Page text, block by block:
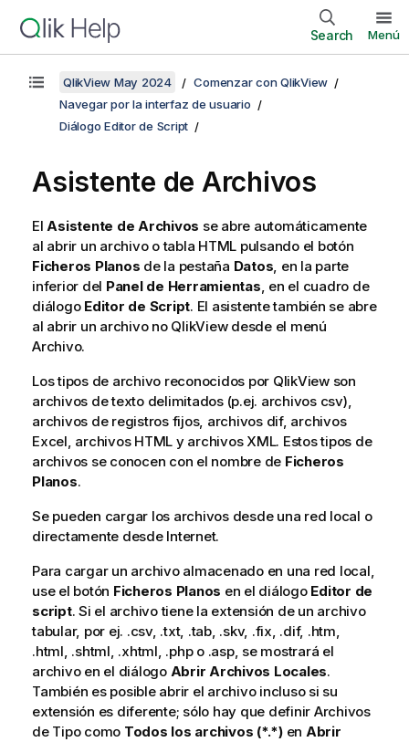
Search Menú
QlikView May 2024
Comenzar con QlikView
Navegar por la interfaz de usuario
Diálogo Editor de Script
Asistente de Archivos
ElAsistente de Archivos se abre automáticamente
al abrir un archivo o tabla HTML pulsando el botón
Ficheros Planos de la pestaña Datos, en la parte
inferior del Panel de Herramientas, en el cuadro de
diálogo Editor de Script. El asistente también se abre
al abrir un archivo no QlikViewdesde el menú
Archivo.
Los tipos de archivo reconocidos por QlikView son
archivos de texto delimitados (p.ej. archivos csv),
archivos de registros fijos, archivos dif, archivos
Excel, archivos HTML y archivos XML. Estos tipos de
archivos se conocen con el nombre de Ficheros
Planos.
Se pueden cargar los archivos desde una red local o
directamente desde Internet.
Para cargar un archivo almacenado en una red local,
use el botón Ficheros Planos en el diálogo Editor de
script. Si el archivo tiene la extensión de un archivo
tabular, por ej. .csv, .txt, .tab, .skv, .fix, .dif, .htm,
.html, .shtml, .xhtml, .php o .asp, se mostrará el
archivo en el diálogo Abrir Archivos Locales.
También es posible abrir el archivo incluso si su
extensión es diferente; sólo hay que definir Archivos
de Tipo como Todos los archivos (*.*) en Abrir